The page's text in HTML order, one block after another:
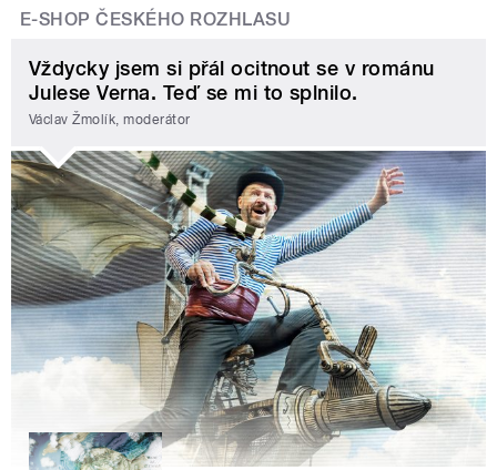
E-SHOP ČESKÉHO ROZHLASU
Vždycky jsem si přál ocitnout se v románu
Julese Verna. Teď se mi to splnilo.
Václav Žmolík, moderátor